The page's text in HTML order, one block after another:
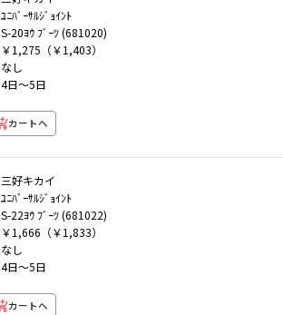
ﾕﾆﾊﾞｰｻﾙｼﾞｮｲﾝﾄ
S-20ﾖｳ ﾌﾞｰﾂ (681020)
￥1,275（￥1,403）
なし
4日～5日
カートへ
三好キカイ
ﾕﾆﾊﾞｰｻﾙｼﾞｮｲﾝﾄ
S-22ﾖｳ ﾌﾞｰﾂ (681022)
￥1,666（￥1,833）
なし
4日～5日
カートへ